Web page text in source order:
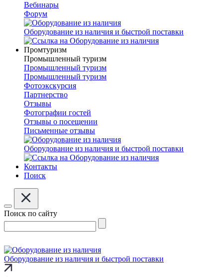
Вебинары
Форум
Оборудование из наличия и быстрой поставки
Промтуризм
Промышленный туризм
Промышленный туризм
Промышленный туризм
Фотоэкскурсия
Партнерство
Отзывы
Фотографии гостей
Отзывы о посещении
Письменные отзывы
Оборудование из наличия и быстрой поставки
Контакты
Поиск
Поиск по сайту
Оборудование из наличия и быстрой поставки